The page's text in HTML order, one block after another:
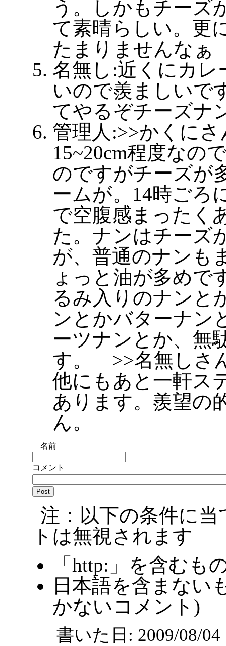
う。しかもチーズ
て素晴らしい。更
たまりませんなぁ
名無し:近くにカレ
いので羨ましいで
てやるぞチーズナ
管理人:>>かくに
15~20cm程度なの
のですがチーズが
ームが。14時ごろ
で空腹感まったく
た。ナンはチーズ
が、普通のナンも
ょっと油が多めで
るみ入りのナンと
ンとかバターナン
ーツナンとか、無
す。 >>名無しさ
他にもあと一軒ス
あります。羨望の
ん。
名前
コメント
注：以下の条件に
トは無視されます
「http:」を含むも
日本語を含まない
かないコメント)
書いた日: 2009/08/